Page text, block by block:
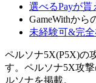
選べるPayが貰
GameWithから
未経験可&完
ペルソナ5X(P5X)の
す。ペルソナ5X攻
ルソナを掲載。